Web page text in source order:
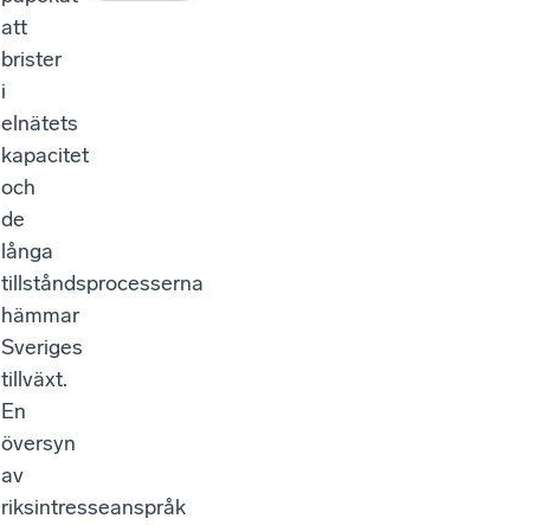
att
brister
i
elnätets
kapacitet
och
de
långa
tillståndsprocesserna
hämmar
Sveriges
tillväxt.
En
översyn
av
riksintresseanspråk